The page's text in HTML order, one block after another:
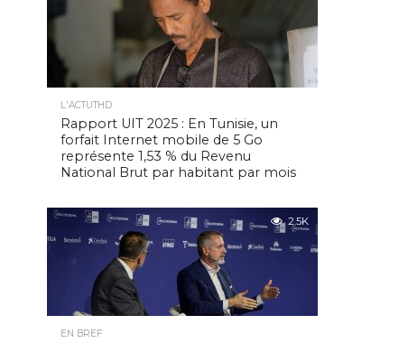
L'ACTUTHD
Rapport UIT 2025 : En Tunisie, un
forfait Internet mobile de 5 Go
représente 1,53 % du Revenu
National Brut par habitant par mois
2.5K
EN BREF